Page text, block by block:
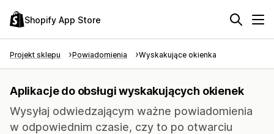
Shopify App Store
Projekt sklepu Powiadomienia Wyskakujące okienka
Aplikacje do obsługi wyskakujących okienek
Wysyłaj odwiedzającym ważne powiadomienia
w odpowiednim czasie, czy to po otwarciu